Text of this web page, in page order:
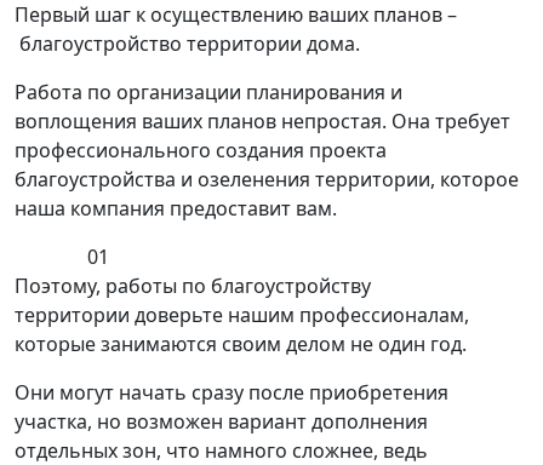
Первый шаг к осуществлению ваших планов –
благоустройство территории дома.
Работа по организации планирования и
воплощения ваших планов непростая. Она требует
профессионального создания проекта
благоустройства и озеленения территории, которое
наша компания предоставит вам.
01
Поэтому, работы по благоустройству
территории доверьте нашим профессионалам,
которые занимаются своим делом не один год.
Они могут начать сразу после приобретения
участка, но возможен вариант дополнения
отдельных зон, что намного сложнее, ведь